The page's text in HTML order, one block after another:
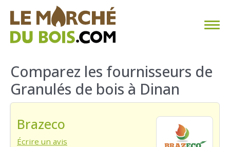
CHAUFFAGE AU BOIS
FAQ
TROUVER SON FOURNISSEUR
Comparez les fournisseurs de
Granulés de bois à Dinan
Brazeco
Écrire un avis